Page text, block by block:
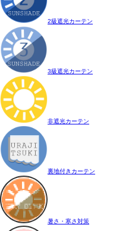
2級遮光カーテン
3級遮光カーテン
非遮光カーテン
裏地付きカーテン
暑さ・寒さ対策